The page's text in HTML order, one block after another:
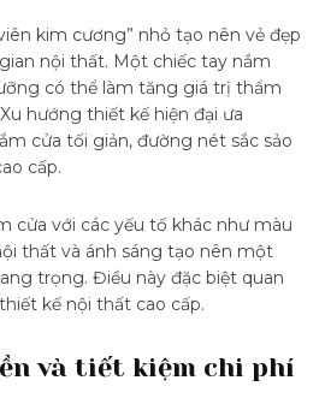
kim cương” nhỏ tạo nên vẻ đẹp
nội thất. Một chiếc tay nắm
có thể làm tăng giá trị thẩm
hướng thiết kế hiện đại ưa
cửa tối giản, đường nét sắc sảo
cấp.
cửa với các yếu tố khác như màu
thất và ánh sáng tạo nên một
trọng. Điều này đặc biệt quan
kế nội thất cao cấp.
và tiết kiệm chi phí